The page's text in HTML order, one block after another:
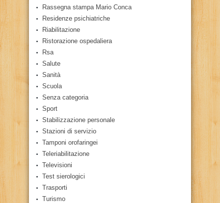
Rassegna stampa Mario Conca
Residenze psichiatriche
Riabilitazione
Ristorazione ospedaliera
Rsa
Salute
Sanità
Scuola
Senza categoria
Sport
Stabilizzazione personale
Stazioni di servizio
Tamponi orofaringei
Teleriabilitazione
Televisioni
Test sierologici
Trasporti
Turismo